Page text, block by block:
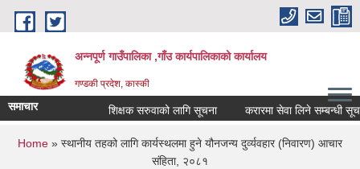
Skip to main content
अन्नपूर्ण गाउँपालिका ,गाँउ कार्यपालिकाको कार्यालय
गण्डकी प्रदेश, कास्की
समाचार शिक्षक सरुवाको लागि सूचना करारमा सेवा लिने सम्बन्धी सूचना
You are here
Home » स्थानीय तहको लागि कार्यस्थलमा हुने यौनजन्य दुर्व्यवहार (निवारण) आचार
संहिता, २०८१